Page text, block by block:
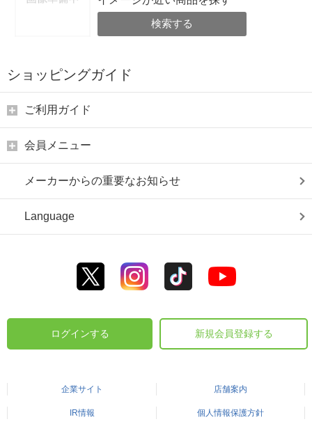
検索する
ショッピングガイド
ご利用ガイド
会員メニュー
メーカーからの重要なお知らせ
Language
ログインする 新規会員登録する
企業サイト 店舗案内
IR情報 個人情報保護方針